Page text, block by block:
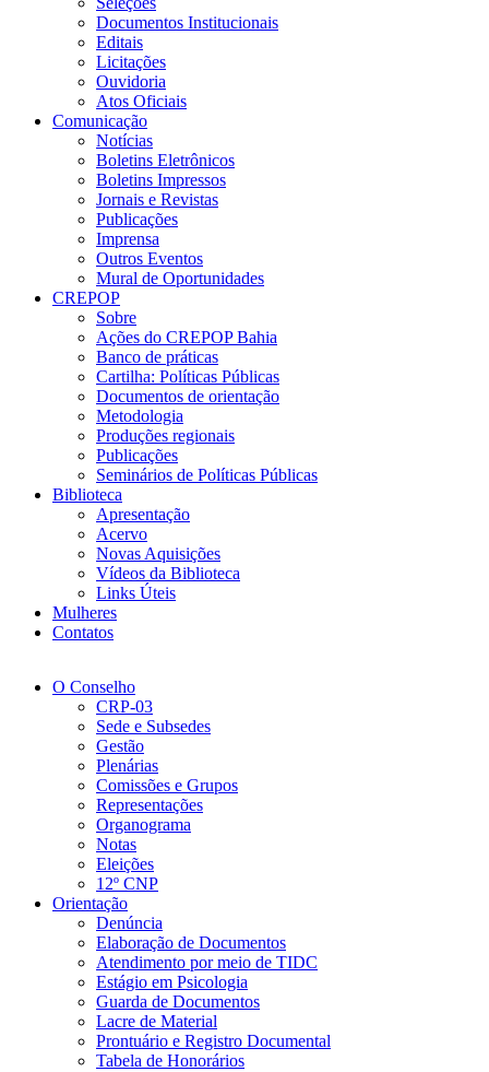
Documentos Institucionais
Editais
Licitações
Ouvidoria
Atos Oficiais
Comunicação
Notícias
Boletins Eletrônicos
Boletins Impressos
Jornais e Revistas
Publicações
Imprensa
Outros Eventos
Mural de Oportunidades
CREPOP
Sobre
Ações do CREPOP Bahia
Banco de práticas
Cartilha: Políticas Públicas
Documentos de orientação
Metodologia
Produções regionais
Publicações
Seminários de Políticas Públicas
Biblioteca
Apresentação
Acervo
Novas Aquisições
Vídeos da Biblioteca
Links Úteis
Mulheres
Contatos
O Conselho
CRP-03
Sede e Subsedes
Gestão
Plenárias
Comissões e Grupos
Representações
Organograma
Notas
Eleições
12º CNP
Orientação
Denúncia
Elaboração de Documentos
Atendimento por meio de TIDC
Estágio em Psicologia
Guarda de Documentos
Lacre de Material
Prontuário e Registro Documental
Tabela de Honorários